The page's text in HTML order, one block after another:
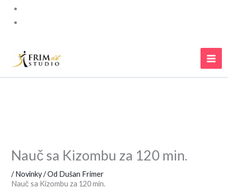
Nauč sa Kizombu za 120 min.
/Novinky/ Od Dušan Frimer
Nauč sa Kizombu za 120 min.